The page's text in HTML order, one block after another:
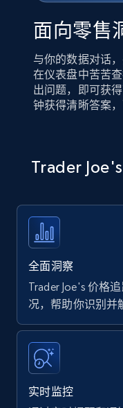
面向零售
与你的数据对话
在仪表盘中苦苦
出问题，即可获
钟获得清晰答案
Trader
全面洞察
Trader Joe's 价格
况，帮助你识别并
实时监控